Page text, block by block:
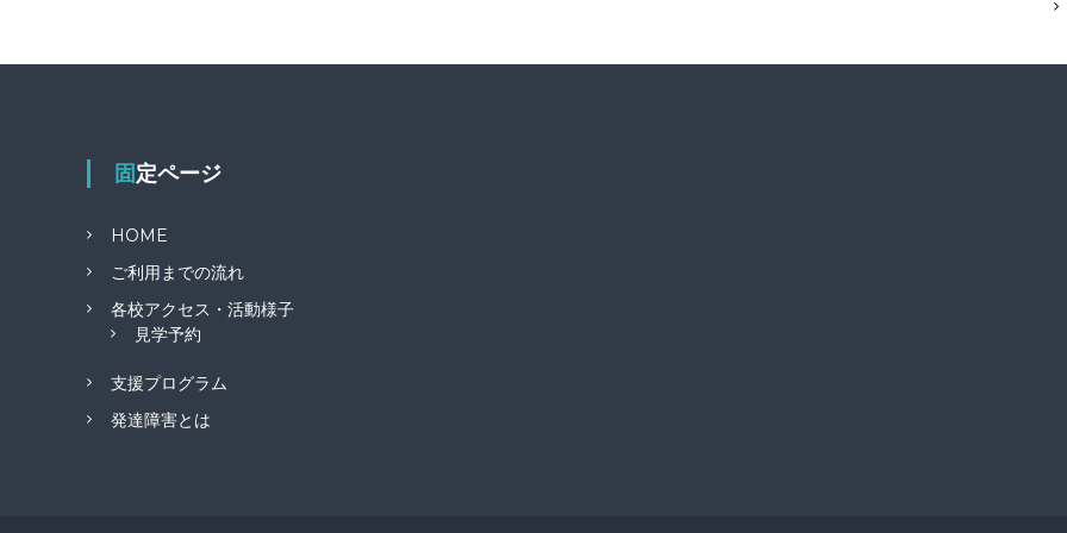
固定ページ
HOME
ご利用までの流れ
各校アクセス・活動様子
見学予約
支援プログラム
発達障害とは